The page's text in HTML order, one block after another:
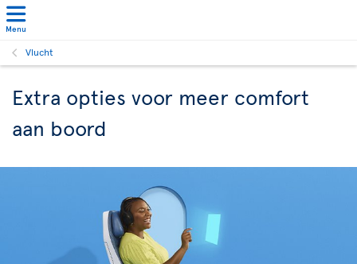
Menu
Vlucht
Extra opties voor meer comfort
aan boord